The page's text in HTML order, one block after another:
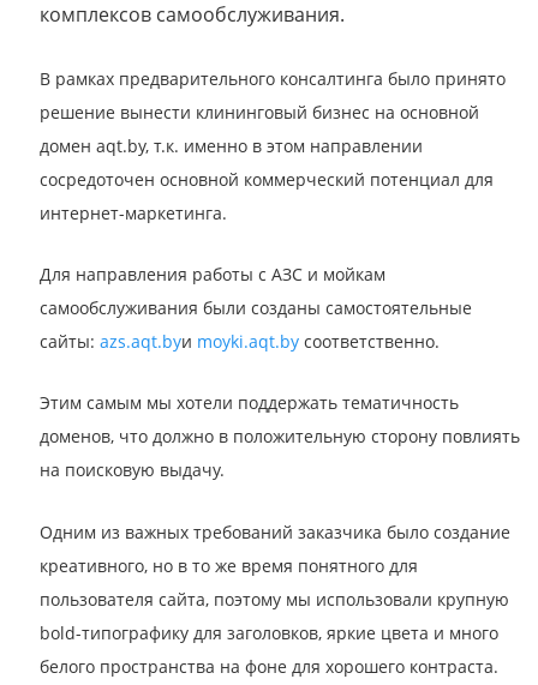
комплексов самообслуживания.
В рамках предварительного консалтинга было принято
решение вынести клининговый бизнес на основной
домен aqt.by, т.к. именно в этом направлении
сосредоточен основной коммерческий потенциал для
интернет-маркетинга.
Для направления работы с АЗС и мойкам
самообслуживания были созданы самостоятельные
сайты: azs.aqt.byи moyki.aqt.byсоответственно.
Этим самым мы хотели поддержать тематичность
доменов, что должно в положительную сторону повлиять
на поисковую выдачу.
Одним из важных требований заказчика было создание
креативного, но в то же время понятного для
пользователя сайта, поэтому мы использовали крупную
bold-типографику для заголовков, яркие цвета и много
белого пространства на фоне для хорошего контраста.